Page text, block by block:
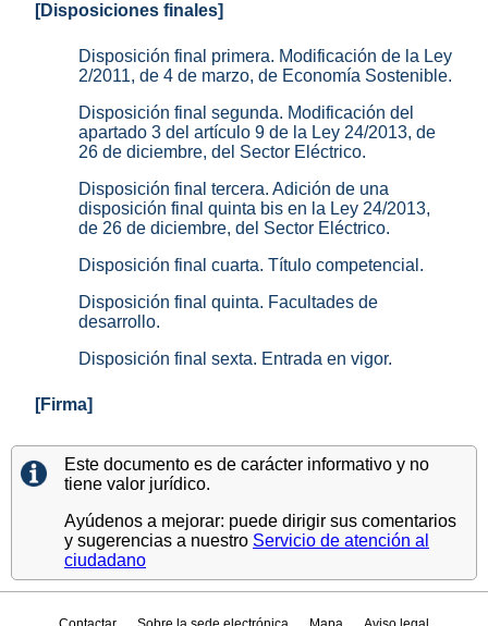
[Disposiciones finales]
Disposición final primera. Modificación de la Ley
2/2011, de 4 de marzo, de Economía Sostenible.
Disposición final segunda. Modificación del
apartado 3 del artículo 9 de la Ley 24/2013, de
26 de diciembre, del Sector Eléctrico.
Disposición final tercera. Adición de una
disposición final quinta bis en la Ley 24/2013,
de 26 de diciembre, del Sector Eléctrico.
Disposición final cuarta. Título competencial.
Disposición final quinta. Facultades de
desarrollo.
Disposición final sexta. Entrada en vigor.
[Firma]
Este documento es de carácter informativo y no
tiene valor jurídico.
Ayúdenos a mejorar: puede dirigir sus comentarios
y sugerencias a nuestro Servicio de atención al
ciudadano